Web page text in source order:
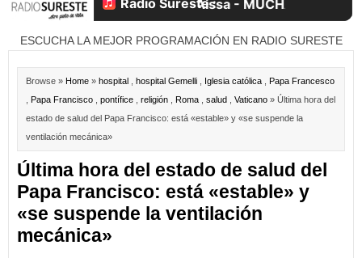
ESCUCHA LA MEJOR PROGRAMACIÓN EN RADIO SURESTE
Browse » Home » hospital hospital Gemelli Iglesia católica
Papa Francesco
Papa Francisco pontífice religión Roma salud Vaticano » Última hora del
estado de salud del Papa Francisco: está «estable» y «se suspende la
ventilación mecánica»
Última hora del estado de salud del
Papa Francisco: está «estable» y
«se suspende la ventilación
mecánica»